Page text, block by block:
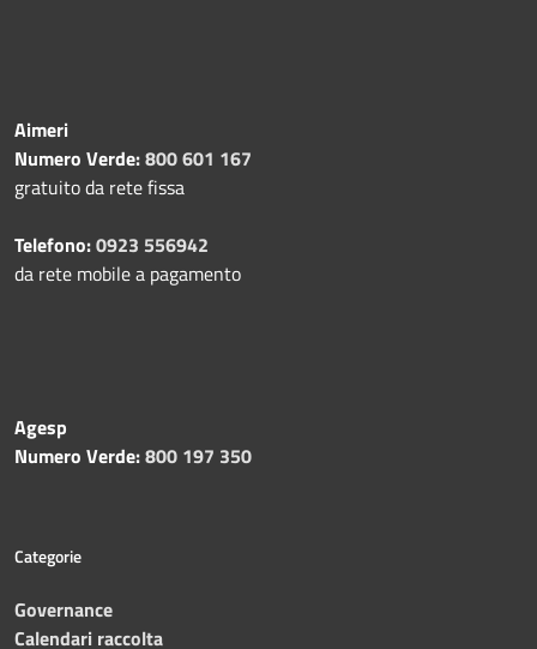
Aimeri
Numero Verde:800 601 167
gratuito da rete fissa
Telefono:0923 556942
da rete mobile a pagamento
Agesp
Numero Verde:800 197 350
Categorie
Governance
Calendari raccolta